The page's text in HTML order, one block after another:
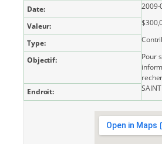
Date:
2009-
Valeur:
Type:
Objectif:
Pour
Endroit: